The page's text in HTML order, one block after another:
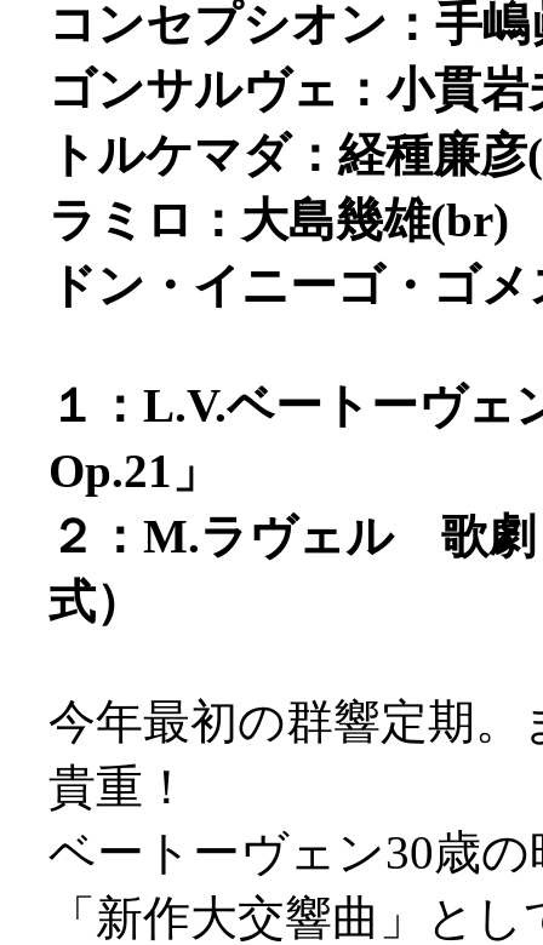
コンセプシオン：手嶋
ゴンサルヴェ：小貫岩
トルケマダ：経種廉彦
ラミロ：大島幾雄(br)
ドン・イニーゴ・ゴ
１：L.V.ベートーヴェ
Op.21」
２：M.ラヴェル 歌劇
式）
今年最初の群響定期
貴重！
ベートーヴェン30歳
「新作大交響曲」と